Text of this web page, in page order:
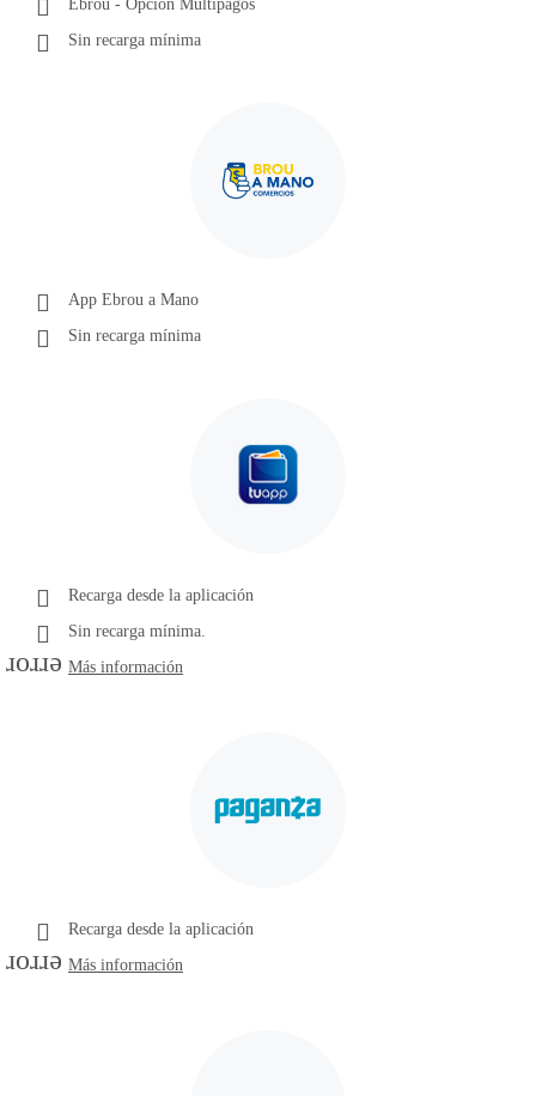
Ebrou - Opción Multipagos
Sin recarga mínima
App Ebrou a Mano
Sin recarga mínima
Recarga desde la aplicación
Sin recarga mínima.
error Más información
Recarga desde la aplicación
error Más información